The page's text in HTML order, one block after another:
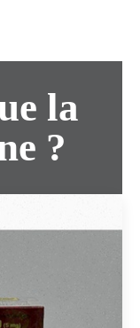
la
?